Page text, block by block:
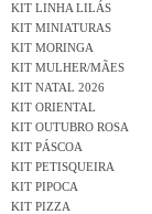
KIT LINHA LILÁS
KIT MINIATURAS
KIT MORINGA
KIT MULHER/MÃES
KIT NATAL 2026
KIT ORIENTAL
KIT OUTUBRO ROSA
KIT PÁSCOA
KIT PETISQUEIRA
KIT PIPOCA
KIT PIZZA